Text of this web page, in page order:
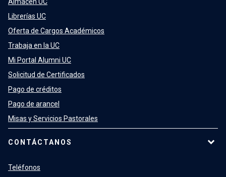
Librerías UC
Oferta de Cargos Académicos
Trabaja en la UC
Mi Portal Alumni UC
Solicitud de Certificados
Pago de créditos
Pago de arancel
Misas y Servicios Pastorales
CONTÁCTANOS
Teléfonos